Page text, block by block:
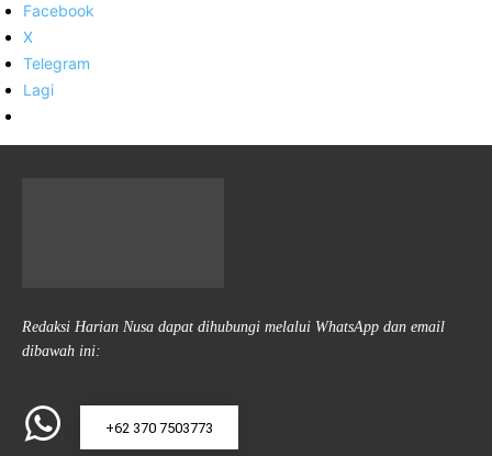
Facebook
X
Telegram
Lagi
Redaksi Harian Nusa dapat dihubungi melalui WhatsApp dan email
dibawah ini:
+62 370 7503773